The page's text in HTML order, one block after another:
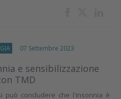
07 Settembre 2023
e sensibilizzazione
TMD
può concludere che l'insonnia è